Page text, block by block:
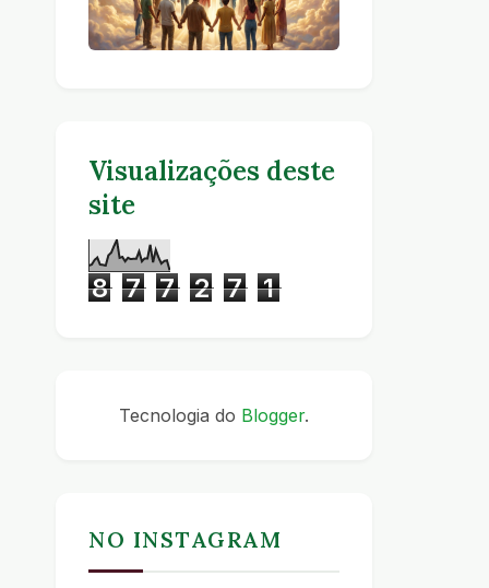
Visualizações deste
site
8 7 7 2 7 1
Tecnologia do Blogger.
NO INSTAGRAM